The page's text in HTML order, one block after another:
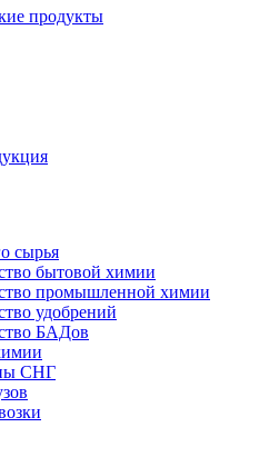
продукты
сырья
бытовой химии
промышленной химии
удобрений
БАДов
СНГ